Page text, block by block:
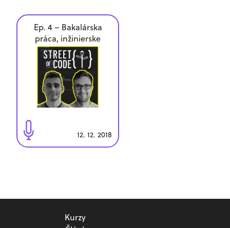
Ep. 4 – Bakalárska
práca, inžinierske
štúdium a diplomová
práca
12. 12. 2018
Kurzy